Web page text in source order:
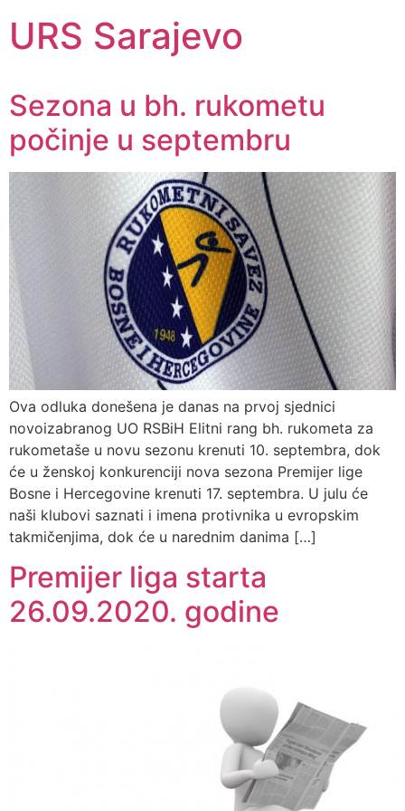
URS Sarajevo
Sezona u bh. rukometu
počinje u septembru
Ova odluka donešena je danas na prvoj sjednici
novoizabranog UO RSBiH Elitni rang bh. rukometa za
rukometaše u novu sezonu krenuti 10. septembra, dok
će u ženskoj konkurenciji nova sezona Premijer lige
Bosne i Hercegovine krenuti 17. septembra. U julu će
naši klubovi saznati i imena protivnika u evropskim
takmičenjima, dok će u narednim danima […]
Premijer liga starta
26.09.2020. godine